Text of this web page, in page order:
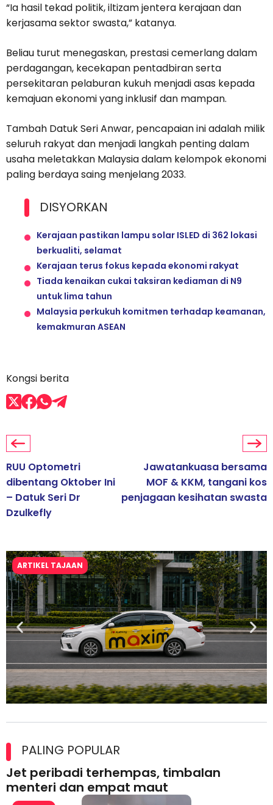
“Ia hasil tekad politik, iltizam jentera kerajaan dan
kerjasama sektor swasta,” katanya.
Beliau turut menegaskan, prestasi cemerlang dalam
perdagangan, kecekapan pentadbiran serta
persekitaran pelaburan kukuh menjadi asas kepada
kemajuan ekonomi yang inklusif dan mampan.
Tambah Datuk Seri Anwar, pencapaian ini adalah milik
seluruh rakyat dan menjadi langkah penting dalam
usaha meletakkan Malaysia dalam kelompok ekonomi
paling berdaya saing menjelang 2033.
DISYORKAN
Kerajaan pastikan lampu solar ISLED di 362 lokasi
berkualiti, selamat
Kerajaan terus fokus kepada ekonomi rakyat
Tiada kenaikan cukai taksiran kediaman di N9
untuk lima tahun
Malaysia perkukuh komitmen terhadap keamanan,
kemakmuran ASEAN
Kongsi berita
RUU Optometri
dibentang Oktober Ini
– Datuk Seri Dr
Dzulkefly
Jawatankuasa bersama
MOF & KKM, tangani kos
penjagaan kesihatan swasta
ARTIKEL TAJAAN
lesen separuh pertama 2026
PALING POPULAR
Jet peribadi terhempas, timbalan
menteri dan empat maut